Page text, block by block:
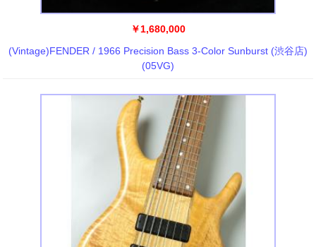
￥1,680,000
(Vintage)FENDER / 1966 Precision Bass 3-Color Sunburst (渋谷店)
(05VG)